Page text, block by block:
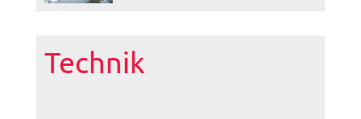
Technik